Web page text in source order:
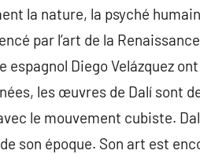
la nature, la psyché
par l’art de la
Diego Velázquez
les œuvres de Dalí sont
le mouvement cubiste.
son époque. Son art est